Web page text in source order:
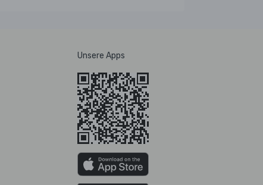
Unsere Apps